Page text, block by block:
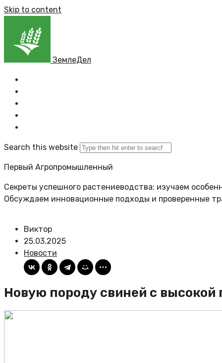
Skip to content
ЗемлеДел
Search this website
Первый Агропромышленный
Секреты успешного растениеводства: изучаем
Обсуждаем инновационные подходы и проверенные
Виктор
25.03.2025
Новости
Новую породу свиней с высокой